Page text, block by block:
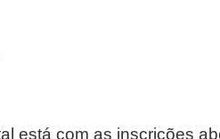
está com as inscrições